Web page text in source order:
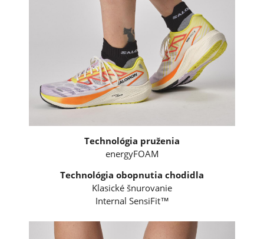
Technológia pruženia
energyFOAM
Technológia obopnutia chodidla
Klasické šnurovanie
Internal SensiFit™